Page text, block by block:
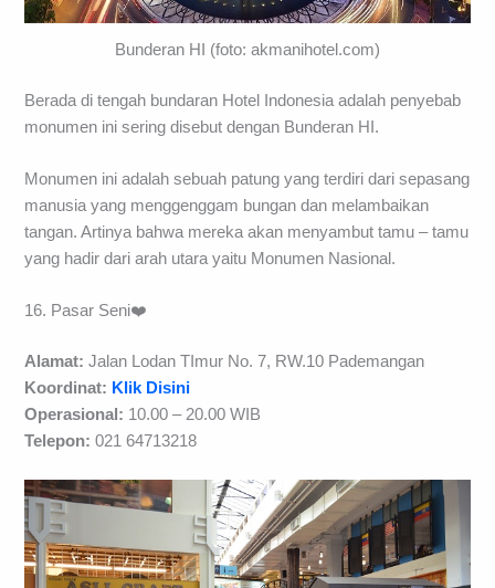
Bunderan HI (foto: akmanihotel.com)
Berada di tengah bundaran Hotel Indonesia adalah penyebab
monumen ini sering disebut dengan Bunderan HI.
Monumen ini adalah sebuah patung yang terdiri dari sepasang
manusia yang menggenggam bungan dan melambaikan
tangan. Artinya bahwa mereka akan menyambut tamu – tamu
yang hadir dari arah utara yaitu Monumen Nasional.
16. Pasar Seni❤️
Alamat:Jalan Lodan TImur No. 7, RW.10 Pademangan
Koordinat: Klik Disini
Operasional: 10.00 – 20.00 WIB
Telepon:021 64713218